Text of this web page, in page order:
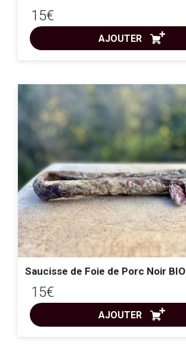
15€
AJOUTER
Saucisse de Foie de Porc Noir BIO
15€
AJOUTER